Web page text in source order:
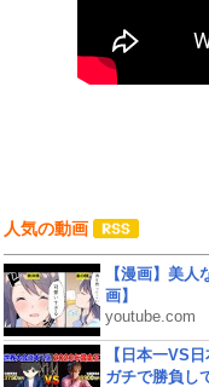
人気の動画
【漫画】美
画】
youtube.com
【日本一VS
ガチで勝負し